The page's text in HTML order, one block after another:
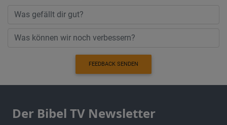
FEEDBACK SENDEN
Der Bibel TV Newsletter